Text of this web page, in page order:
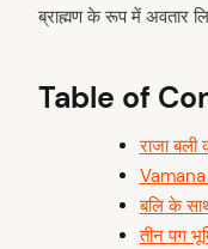
ब्राह्मण के रूप में अवतार
Table of
राजा बली
बलि के
तीन पग